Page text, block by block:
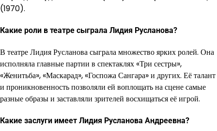
(1970).
Какие роли в театре сыграла Лидия Русланова?
В театре Лидия Русланова сыграла множество ярких ролей. Она
исполняла главные партии в спектаклях «Три сестры»,
«Женитьба», «Маскарад», «Госпожа Сангара» и других. Её талант
и проникновенность позволяли ей воплощать на сцене самые
разные образы и заставляли зрителей восхищаться её игрой.
Какие заслуги имеет Лидия Русланова Андреевна?